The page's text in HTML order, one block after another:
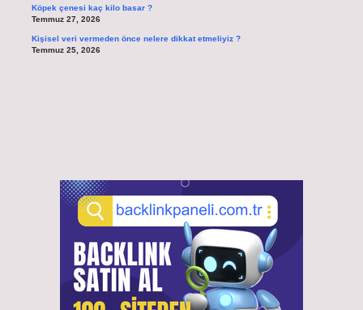
Köpek çenesi kaç kilo basar ?
Temmuz 27, 2026
Kişisel veri vermeden önce nelere dikkat etmeliyiz ?
Temmuz 25, 2026